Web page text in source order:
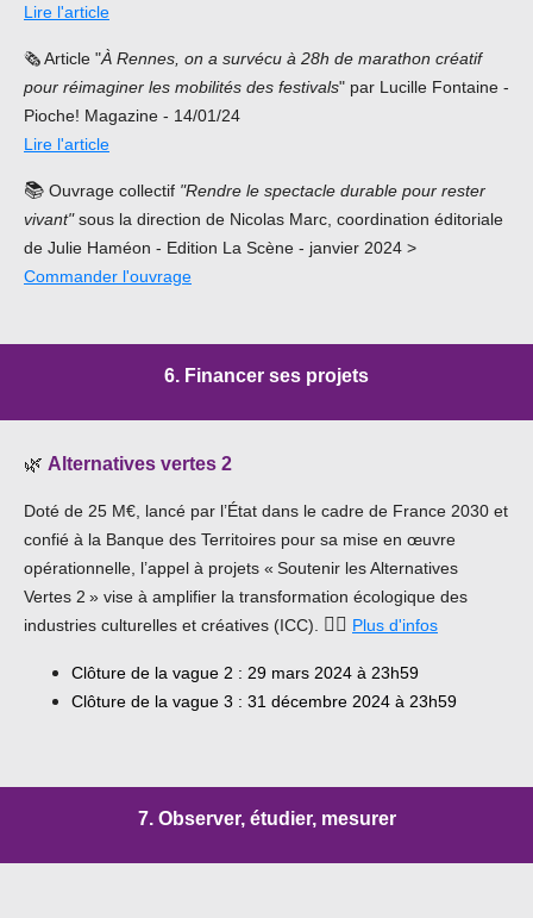
Lire l'article
🗞️ Article "À Rennes, on a survécu à 28h de marathon créatif
pour réimaginer les mobilités des festivals" par Lucille Fontaine -
Pioche! Magazine - 14/01/24
Lire l'article
📚 Ouvrage collectif "Rendre le spectacle durable pour rester
vivant"sous la direction de Nicolas Marc, coordination éditoriale
de Julie Haméon - Edition La Scène - janvier 2024 >
Commander l'ouvrage
6. Financer ses projets
🌿 Alternatives vertes 2
Doté de 25 M€, lancé par l’État dans le cadre de France 2030 et
confié à la Banque des Territoires pour sa mise en œuvre
opérationnelle, l’appel à projets « Soutenir les Alternatives
Vertes 2 » vise à amplifier la transformation écologique des
industries culturelles et créatives (ICC).
👉🏿 Plus d'infos
Clôture de la vague 2 : 29 mars 2024 à 23h59
Clôture de la vague 3 : 31 décembre 2024 à 23h59
7. Observer, étudier, mesurer